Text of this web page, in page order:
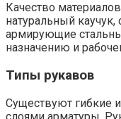
Качество
натуральный
армирующие
назначению и
Типы рукавов
Существуют гибкие